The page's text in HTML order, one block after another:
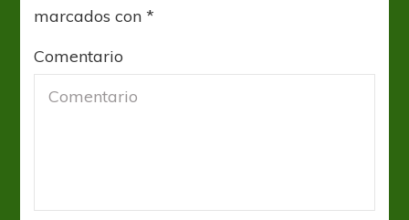
marcados con*
Comentario